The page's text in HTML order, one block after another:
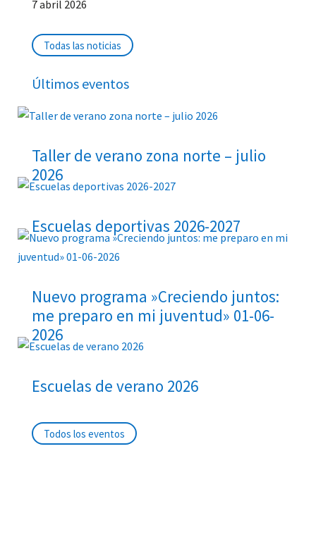
7 abril 2026
Todas las noticias
Últimos eventos
Taller de verano zona norte – julio
2026
Escuelas deportivas 2026-2027
Nuevo programa »Creciendo juntos:
me preparo en mi juventud» 01-06-
2026
Escuelas de verano 2026
Todos los eventos